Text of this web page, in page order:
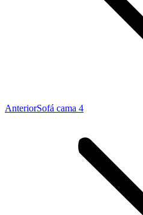
AnteriorProyecto
Sofá cama 4